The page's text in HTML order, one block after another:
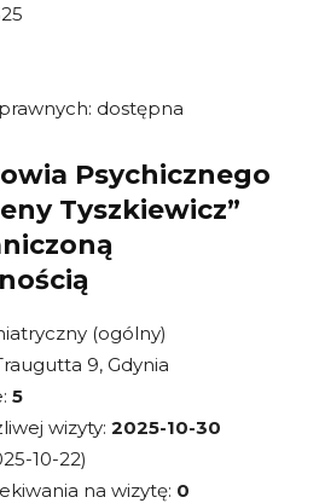
dostępna
Psychicznego
Tyszkiewicz”
(ogólny)
9, Gdynia
5
wizyty: 2025-10-30
10-22)
na wizytę: 0